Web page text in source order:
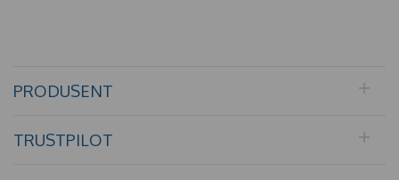
PRODUSENT
TRUSTPILOT